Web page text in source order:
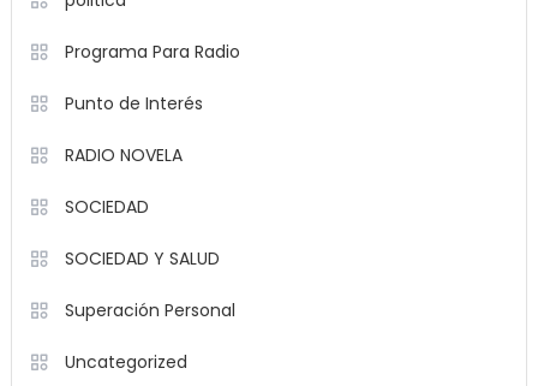
Programa Para Radio
Punto de Interés
RADIO NOVELA
SOCIEDAD
SOCIEDAD Y SALUD
Superación Personal
Uncategorized